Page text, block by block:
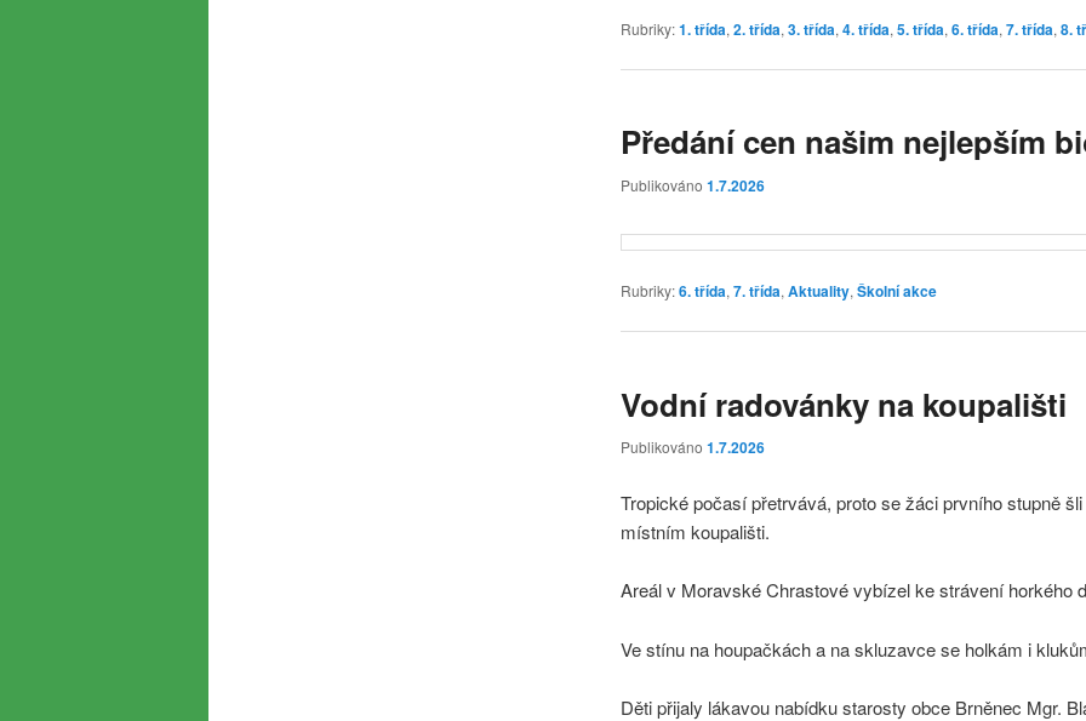
Rubriky:1. třída, 2. třída, 3. třída, 4. třída, 5. třída, 6. třída, 7. třída, 8.
Předání cen našim nejlepším
Publikováno 1.7.2026
Rubriky:6. třída, 7. třída, Aktuality, Školní akce
Vodní radovánky na koupališti
Publikováno 1.7.2026
Tropické počasí přetrvává, proto se žáci prvního stupně
místním koupališti.
Areál v Moravské Chrastové vybízel ke strávení horkého
Ve stínu na houpačkách a na skluzavce se holkám i
Děti přijaly lákavou nabídku starosty obce Brněnec Mgr.